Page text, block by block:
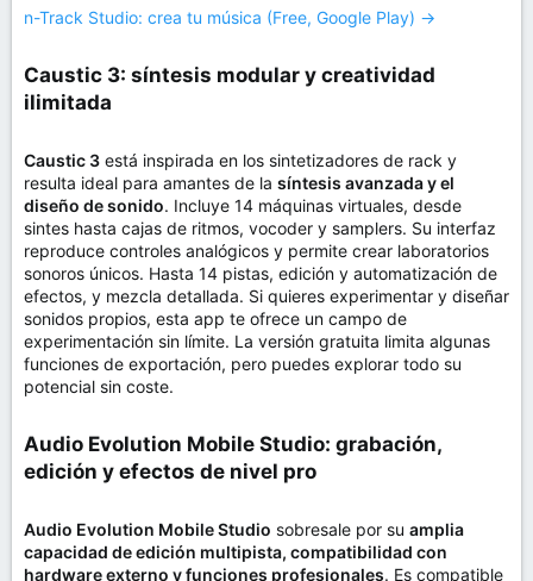
n-Track Studio: crea tu música (Free, Google Play) →
Caustic 3: síntesis modular y creatividad
ilimitada​
Caustic 3 está inspirada en los sintetizadores de rack y
resulta ideal para amantes de la síntesis avanzada y el
diseño de sonido. Incluye 14 máquinas virtuales, desde
sintes hasta cajas de ritmos, vocoder y samplers. Su interfaz
reproduce controles analógicos y permite crear laboratorios
sonoros únicos. Hasta 14 pistas, edición y automatización de
efectos, y mezcla detallada. Si quieres experimentar y diseñar
sonidos propios, esta app te ofrece un campo de
experimentación sin límite. La versión gratuita limita algunas
funciones de exportación, pero puedes explorar todo su
potencial sin coste.
Audio Evolution Mobile Studio: grabación,
edición y efectos de nivel pro​
Audio Evolution Mobile Studio sobresale por su amplia
capacidad de edición multipista, compatibilidad con
hardware externo y funciones profesionales. Es compatible